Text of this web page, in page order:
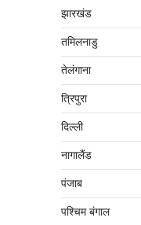
झारखंड
तमिलनाडु
तेलंगाना
त्रिपुरा
दिल्‍ली
नागालैंड
पंजाब
पश्चिम बंगाल